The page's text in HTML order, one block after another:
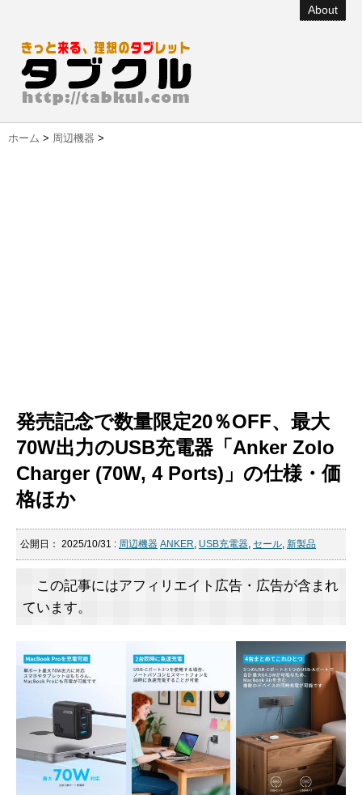
About
ホーム > 周辺機器 >
発売記念で数量限定20％OFF、最大
70W出力のUSB充電器「Anker Zolo
Charger (70W, 4 Ports)」の仕様・価
格ほか
公開日： 2025/10/31 : 周辺機器 ANKER, USB充電器, セール, 新製品
この記事にはアフィリエイト広告・広告が含まれ
ています。